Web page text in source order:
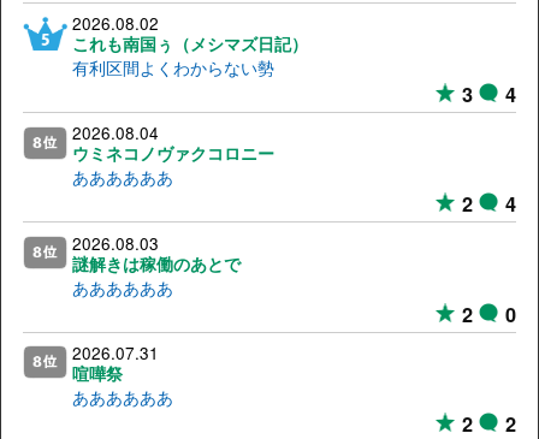
2026.08.02
これも南国ぅ（メシマズ日記）
有利区間よくわからない勢
3 4
2026.08.04
ウミネコノヴァクコロニー
ああああああ
2 4
2026.08.03
謎解きは稼働のあとで
ああああああ
2 0
2026.07.31
喧嘩祭
ああああああ
2 2